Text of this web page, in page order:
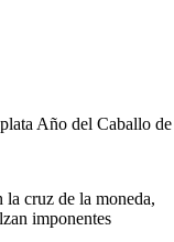
Año del Caballo de
cruz de la moneda,
imponentes